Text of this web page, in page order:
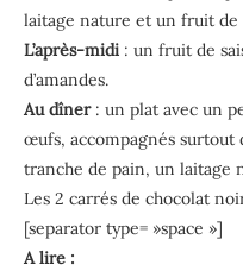
laitage nature et un fruit de
L’après-midi : un fruit de
d’amandes.
Au dîner: un plat avec un
œufs, accompagnés surtout
tranche de pain, un laitage
Les 2 carrés de chocolat
[separator type= »space »]
A lire :